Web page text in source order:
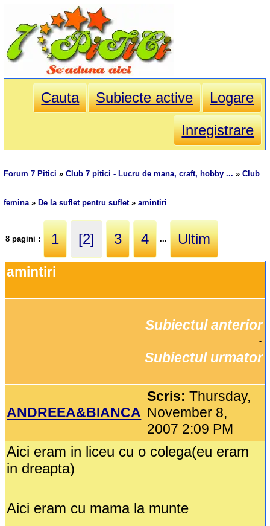
Cauta Subiecte active
Logare
Inregistrare
Forum 7 Pitici »Club 7 pitici - Lucru de mana, craft, hobby ... »Club
femina» De la suflet pentru suflet»amintiri
8 pagini : 1 [2] 3 4 ... Ultim
amintiri
Subiectul anterior
Subiectul urmator
ANDREEA&BIANCA
Scris:Thursday,
November 8,
2007 2:09 PM
Aici eram in liceu cu o colega(eu eram
in dreapta)
Aici eram cu mama la munte